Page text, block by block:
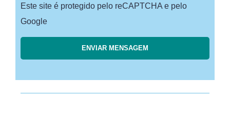
Este site é protegido pelo reCAPTCHA e pelo
Google